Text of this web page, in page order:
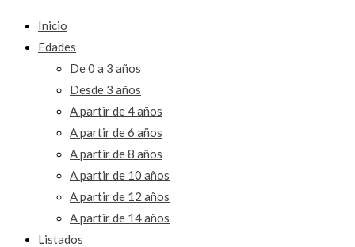
Inicio
Edades
De 0 a 3 años
Desde 3 años
A partir de 4 años
A partir de 6 años
A partir de 8 años
A partir de 10 años
A partir de 12 años
A partir de 14 años
Listados